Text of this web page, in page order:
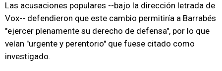
Las acusaciones populares --bajo la dirección letrada de
Vox-- defendieron que este cambio permitiría a Barrabés
"ejercer plenamente su derecho de defensa", por lo que
veían "urgente y perentorio" que fuese citado como
investigado.